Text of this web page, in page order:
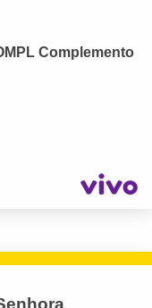
Complemento